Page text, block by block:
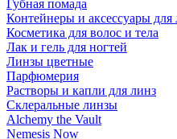
Губная помада
Контейнеры и аксессуары для
Косметика для волос и тела
Лак и гель для ногтей
Линзы цветные
Парфюмерия
Растворы и капли для линз
Склеральные линзы
Alchemy the Vault
Nemesis Now